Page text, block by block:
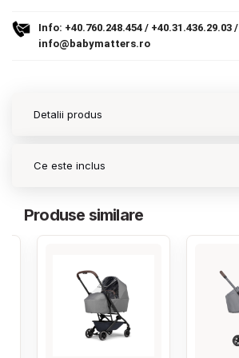
Contact
Info: +40.760.248.454 / +40.31.436.29.03 /
info@babymatters.ro
Detalii produs
Ce este inclus
Produse similare